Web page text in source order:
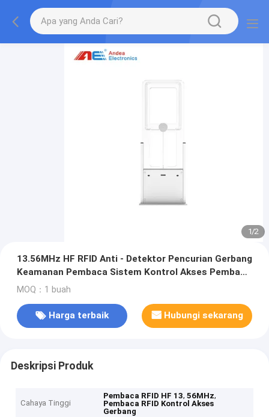
1/2
13.56MHz HF RFID Anti - Detektor Pencurian Gerbang
Keamanan Pembaca Sistem Kontrol Akses Pembaca
RFID Mandiri
MOQ：1 buah
Harga terbaik Hubungi sekarang
Deskripsi Produk
Cahaya Tinggi
Pembaca RFID HF 13,56MHz,
Pembaca RFID Kontrol Akses
Gerbang